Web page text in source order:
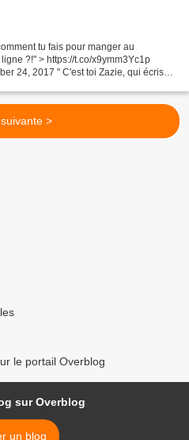
tu fais pour manger au
?!" > https://t.co/x9ymm3Yc1p
24, 2017 " C'est toi Zazie, qui écris
>
le portail Overblog
sur Overblog
un blog